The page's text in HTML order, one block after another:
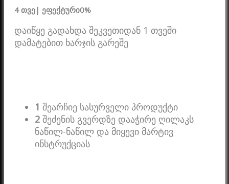
4 თვე| ეფექტური0%
დაიწყე გადახდა შეკვეთიდან 1 თვეში
დამატებით ხარჯის გარეშე
1 შეარჩიე სასურველი პროდუქტი
2 შეძენის გვერდზე დააჭირე ღილაკს
ნაწილ-ნაწილ და მიყევი მარტივ
ინსტრუქციას